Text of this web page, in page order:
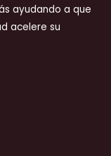
ayudando a que
acelere su